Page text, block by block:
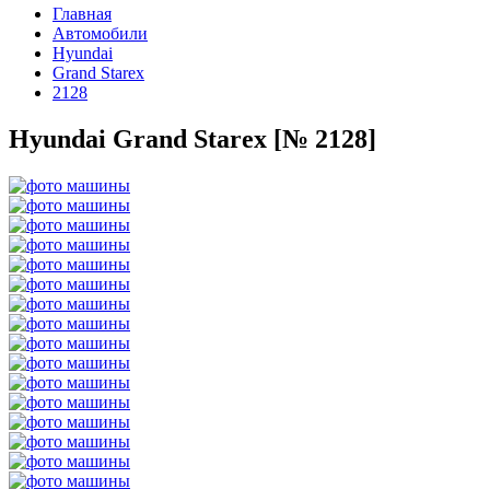
Главная
Автомобили
Hyundai
Grand Starex
2128
Hyundai Grand Starex [№ 2128]